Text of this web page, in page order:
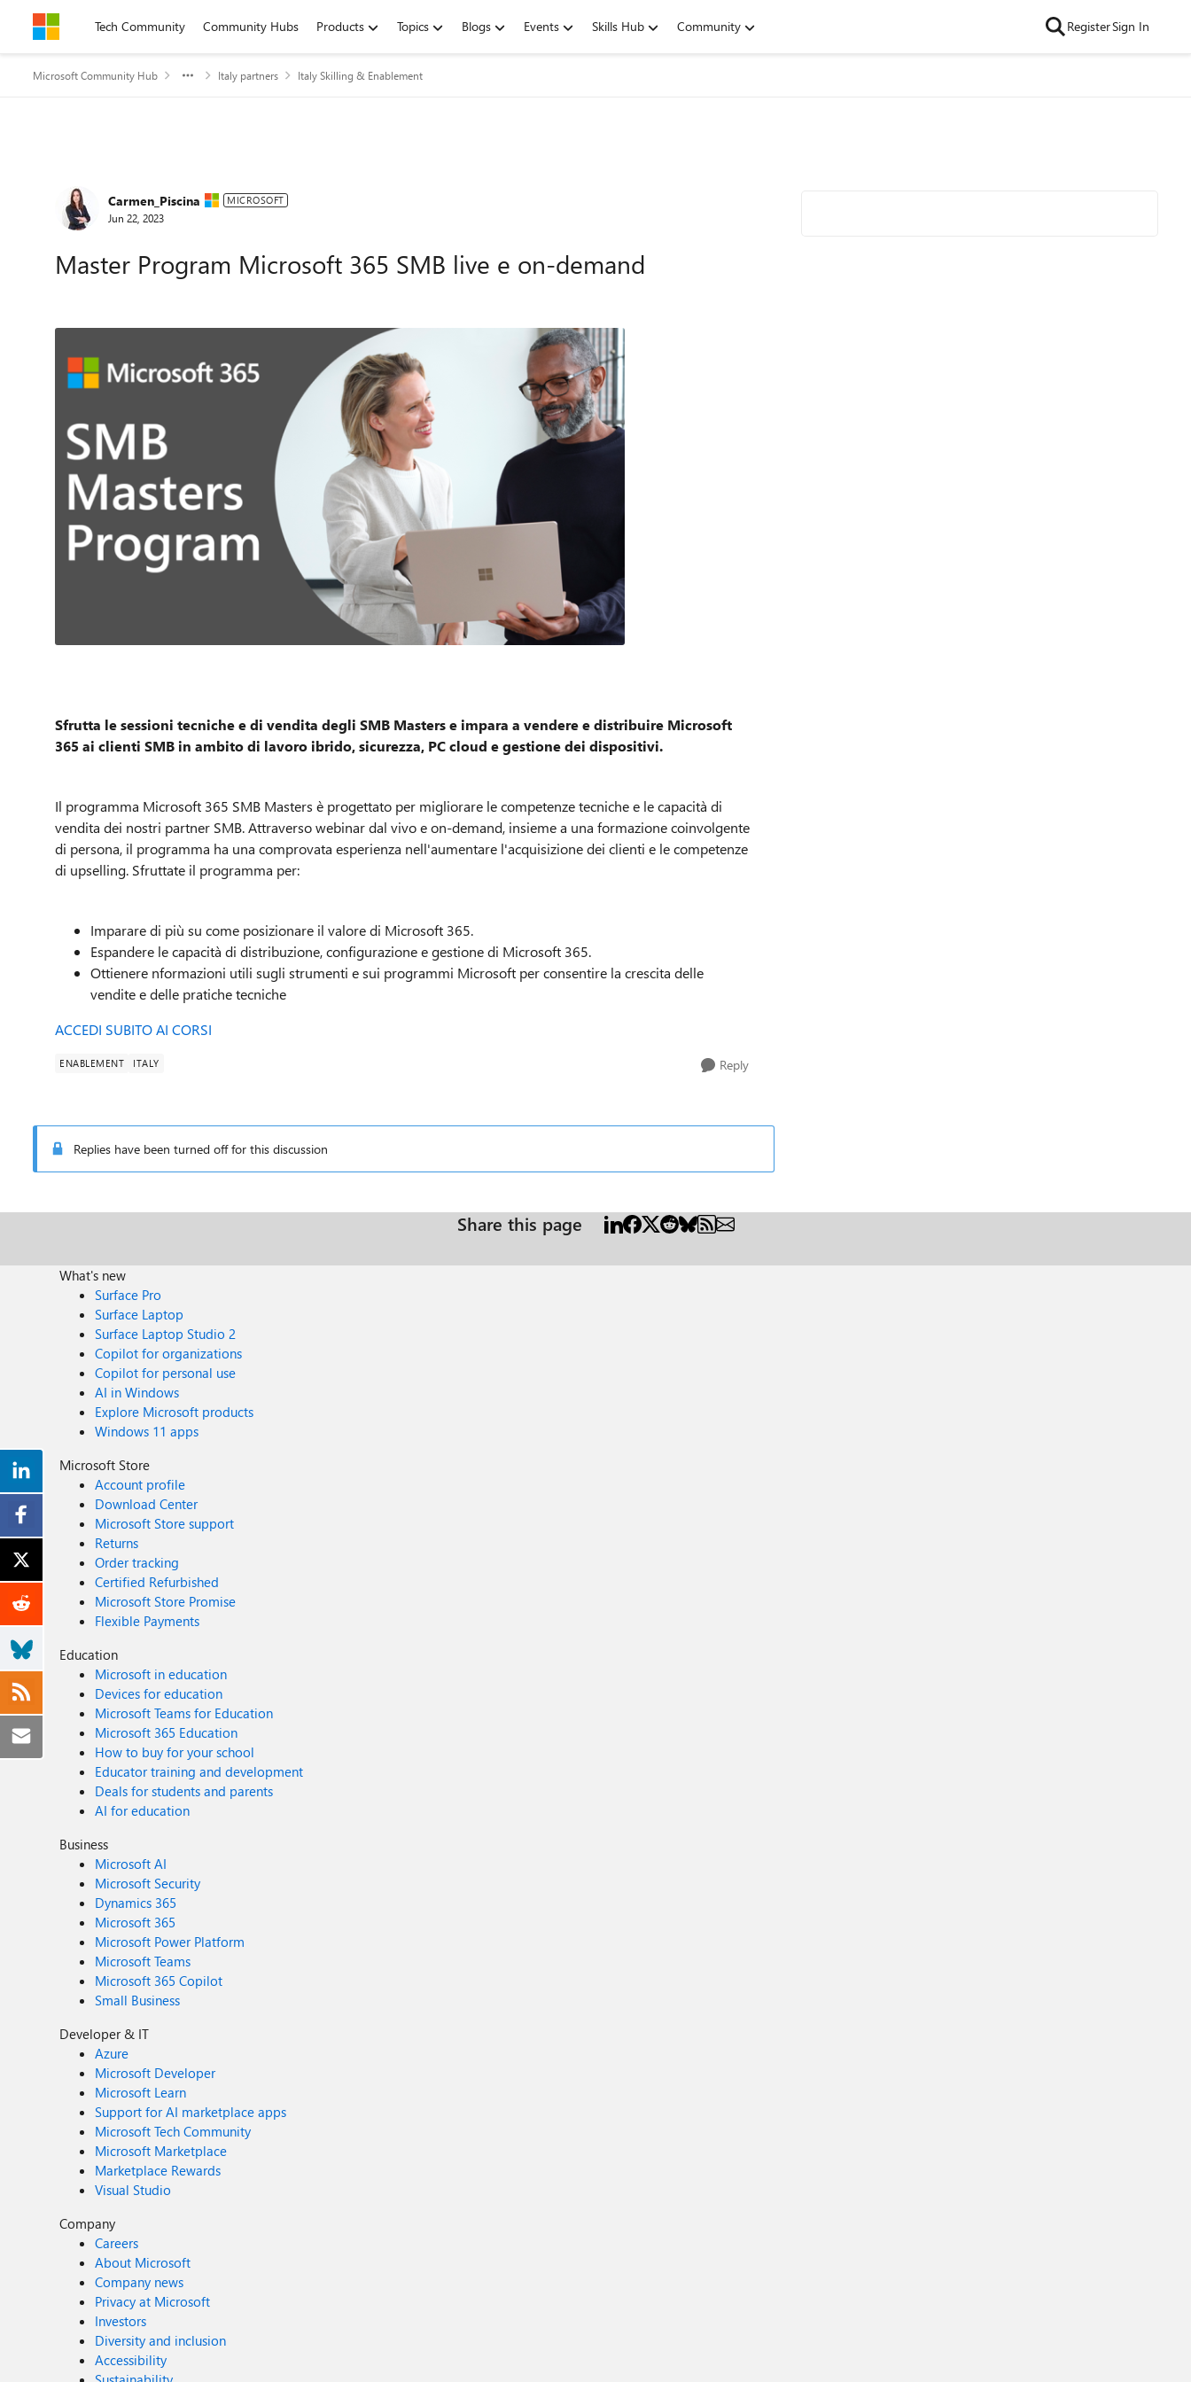
Skip to contentTech Community Community Hubs Products Topics Blogs Events Skills Hub Community RegisterSign In
Microsoft Community Hub Italy partners Italy Skilling & Enablement
Forum Discussion
Carmen_Piscina MICROSOFT
Jun 22, 2023
Master Program Microsoft 365 SMB live e on-demand
Sfrutta le sessioni tecniche e di vendita degli SMB Masters e impara a vendere e distribuire Microsoft
365 ai clienti SMB in ambito di lavoro ibrido, sicurezza, PC cloud e gestione dei dispositivi.
Il programma Microsoft 365 SMB Masters è progettato per migliorare le competenze tecniche e le capacità di
vendita dei nostri partner SMB. Attraverso webinar dal vivo e on-demand, insieme a una formazione coinvolgente
di persona, il programma ha una comprovata esperienza nell'aumentare l'acquisizione dei clienti e le competenze
di upselling. Sfruttate il programma per:
Imparare di più su come posizionare il valore di Microsoft 365.
Espandere le capacità di distribuzione, configurazione e gestione di Microsoft 365.
Ottienere nformazioni utili sugli strumenti e sui programmi Microsoft per consentire la crescita delle
vendite e delle pratiche tecniche
ACCEDI SUBITO AI CORSI
ENABLEMENT ITALY Reply
Replies have been turned off for this discussion
Share this page
What's new
Surface Pro
Surface Laptop
Surface Laptop Studio 2
Copilot for organizations
Copilot for personal use
AI in Windows
Explore Microsoft products
Windows 11 apps
Microsoft Store
Account profile
Download Center
Microsoft Store support
Returns
Order tracking
Certified Refurbished
Microsoft Store Promise
Flexible Payments
Education
Microsoft in education
Devices for education
Microsoft Teams for Education
Microsoft 365 Education
How to buy for your school
Educator training and development
Deals for students and parents
AI for education
Business
Microsoft AI
Microsoft Security
Dynamics 365
Microsoft 365
Microsoft Power Platform
Microsoft Teams
Microsoft 365 Copilot
Small Business
Developer & IT
Azure
Microsoft Developer
Microsoft Learn
Support for AI marketplace apps
Microsoft Tech Community
Microsoft Marketplace
Marketplace Rewards
Visual Studio
Company
Careers
About Microsoft
Company news
Privacy at Microsoft
Investors
Diversity and inclusion
Accessibility